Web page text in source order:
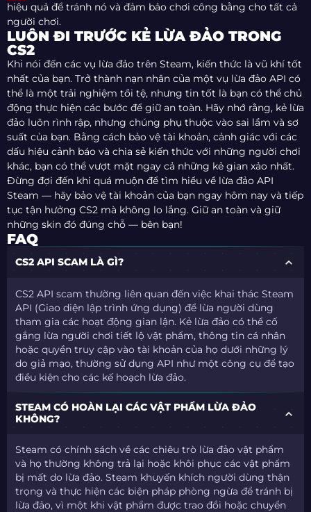
hiệu quả để tránh nó và đảm bảo chơi công bằng cho tất cả
người chơi.
LUÔN ĐI TRƯỚC KẺ LỪA ĐẢO TRONG
CS2
Khi nói đến các vụ lừa đảo trên Steam, kiến thức là vũ khí tốt
nhất của bạn. Trở thành nạn nhân của một vụ lừa đảo API có
thể là một trải nghiệm tồi tệ, nhưng tin tốt là bạn có thể chủ
động thực hiện các bước để giữ an toàn. Hãy nhớ rằng, kẻ lừa
đảo luôn rình rập, nhưng chúng phụ thuộc vào sai lầm và sơ
suất của bạn. Bằng cách bảo vệ tài khoản, cảnh giác với các
dấu hiệu cảnh báo và chia sẻ kiến thức với những người chơi
khác, bạn có thể vượt mặt ngay cả những kẻ gian xảo nhất.
Đừng đợi đến khi quá muộn để tìm hiểu về lừa đảo API
Steam — hãy bảo vệ tài khoản của bạn ngay hôm nay và tiếp
tục tận hưởng CS2 mà không lo lắng. Giữ an toàn và giữ
những skin đó đúng chỗ — bên bạn!
FAQ
CS2 API SCAM LÀ GÌ?
CS2 API scam thường liên quan đến việc khai thác Steam
API (Giao diện lập trình ứng dụng) để lừa người dùng
tham gia các hoạt động gian lận. Kẻ lừa đảo có thể cố
gắng lừa người chơi tiết lộ vật phẩm, thông tin cá nhân
hoặc quyền truy cập vào tài khoản của họ dưới những lý
do giả mạo, thường sử dụng API như một công cụ để tạo
điều kiện cho các kế hoạch lừa đảo.
STEAM CÓ HOÀN LẠI CÁC VẬT PHẨM LỪA ĐẢO
KHÔNG?
Steam có chính sách về các chiêu trò lừa đảo vật phẩm
và họ thường không trả lại hoặc khôi phục các vật phẩm
bị mất do lừa đảo. Steam khuyến khích người dùng thận
trọng và thực hiện các biện pháp phòng ngừa để tránh bị
lừa đảo, vì một khi vật phẩm được trao đổi hoặc chuyển